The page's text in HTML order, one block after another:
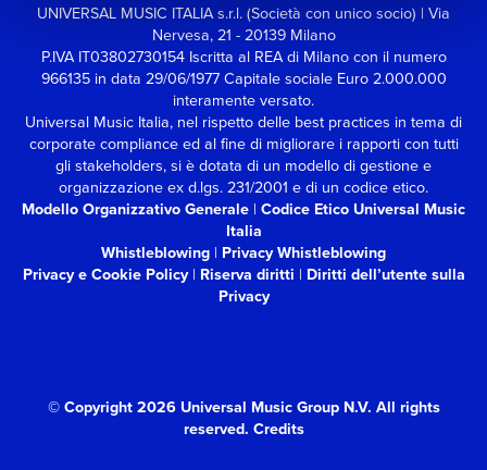
UNIVERSAL MUSIC ITALIA s.r.l. (Società con unico socio) | Via
Nervesa, 21 - 20139 Milano
P.IVA IT03802730154 Iscritta al REA di Milano con il numero
966135 in data 29/06/1977Capitale sociale Euro 2.000.000
interamente versato.
Universal Music Italia, nel rispetto delle best practices in tema di
corporate compliance ed al fine di migliorare i rapporti con tutti
gli stakeholders,si è dotata di un modello di gestione e
organizzazione ex d.lgs. 231/2001 e di un codice etico.
Modello Organizzativo Generale | Codice Etico Universal Music
Italia
Whistleblowing | Privacy Whistleblowing
Privacy e Cookie Policy| Riserva diritti | Diritti dell’utente sulla
Privacy
© Copyright 2026 Universal Music Group N.V. All rights
reserved. Credits